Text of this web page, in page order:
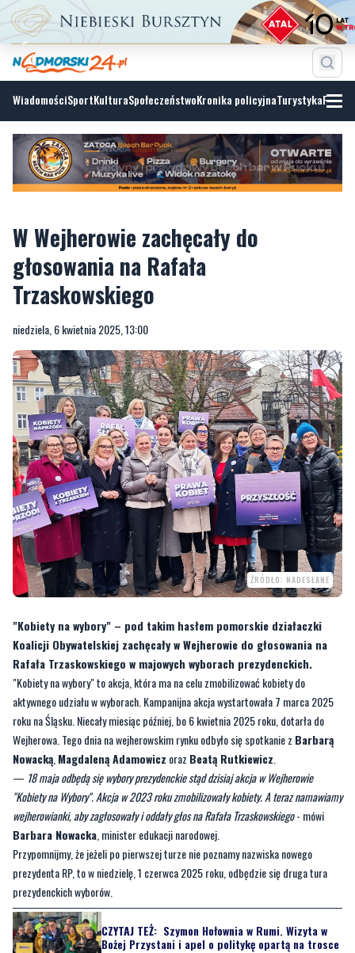
WiadomościSportKulturaSpołeczeństwoKronika policyjnaTurystyka
W Wejherowie zachęcały do
Trzaskowskiego
niedziela, 6 kwietnia 2025, 13:00
ŹRÓDŁO: NADESŁANE
"Kobiety na wybory" – pod takim hasłem pomorskie działaczki
Koalicji Obywatelskiej zachęcały w Wejherowie do głosowania na
"Kobiety na wybory" to akcja, która ma na celu zmobilizować kobiety do
aktywnego udziału w wyborach. Kampanijna akcja wystartowała 7 marca 2025
roku na Śląsku. Niecały miesiąc później, bo 6 kwietnia 2025 roku, dotarła do
Wejherowa. Tego dnia na wejherowskim rynku odbyło się spotkanie zBarbarą
Nowacką,Magdaleną AdamowiczorazBeatą Rutkiewicz
—18 maja odbędą się wybory prezydenckie stąd dzisiaj akcja w Wejherowie
"Kobiety na Wybory". Akcja w 2023 roku zmobilizowały kobiety. A teraz namawiamy
wejherowianki, aby zagłosowały i oddały głos na Rafała Trzaskowskiego
Barbara Nowacka, minister edukacji narodowej.
Przypomnijmy, że jeżeli po pierwszej turze nie poznamy nazwiska nowego
prezydenta RP, to w niedzielę, 1 czerwca 2025 roku, odbędzie się druga tura
prezydenckich wyborów.
CZYTAJ TEŻ:Szymon Hołownia w Rumi. Wizyta w
Bożej Przystani i apel o politykę opartą na trosce
Byliście świadkami zdarzenia w naszym regionie? Chcecie aby
nasza redakcja zajęła się jakimś tematem? Czekamy na Wasze